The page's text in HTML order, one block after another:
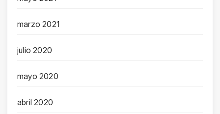
marzo 2021
julio 2020
mayo 2020
abril 2020